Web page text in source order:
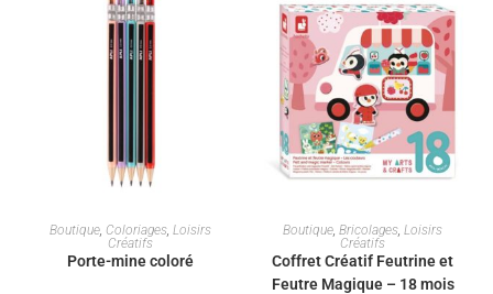
AJOUTER AU PANIER
Boutique, Coloriages, Loisirs
Créatifs
Porte-mine coloré
AJOUTER AU PANIER
Boutique,Bricolages,Loisirs
Créatifs
Coffret Créatif Feutrine et
Feutre Magique – 18 mois